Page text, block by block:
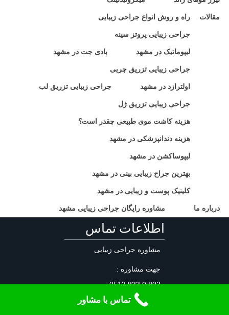
مقالات راه و روش انواع جراحی زیبایی
جراحی زیبایی پروتز سینه
لیپوماتیک در مشهد بادی جت در مشهد
جراحی زیبایی تزریق چربی
اولترازد در مشهد جراحی زیبایی تزریق لب
جراحی زیبایی تزریق ژل
هزینه کاشت موی طبیعی چقدر است؟
هزینه دندانپزشکی در مشهد
لیپوساکشن در مشهد
بهترین جراح زیبایی بینی در مشهد
کلینیک پوست و زیبایی در مشهد
درباره ما مشاوره رایگان جراحی زیبایی مشهد
اطلاعات تماس
مشاوره جراحی زیبایی
جهت مشاوره :
803 0 833 0513
جهت تعیین وقت ویزیت رایگان
تماس با مشاور